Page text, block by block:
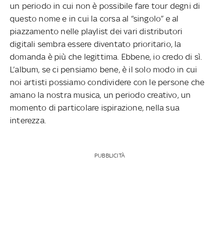
un periodo in cui non è possibile fare tour degni di
questo nome e in cui la corsa al “singolo” e al
piazzamento nelle playlist dei vari distributori
digitali sembra essere diventato prioritario, la
domanda è più che legittima. Ebbene, io credo di sì.
L’album, se ci pensiamo bene, è il solo modo in cui
noi artisti possiamo condividere con le persone che
amano la nostra musica, un periodo creativo, un
momento di particolare ispirazione, nella sua
interezza.
PUBBLICITÀ